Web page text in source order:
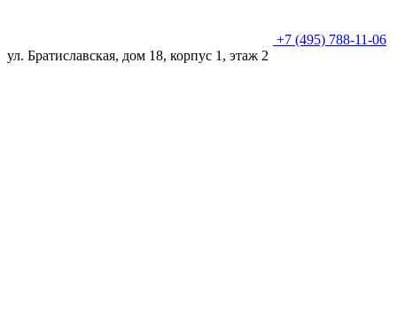
+7 (495) 788-11-06
ул. Братиславская, дом 18, корпус 1, этаж 2